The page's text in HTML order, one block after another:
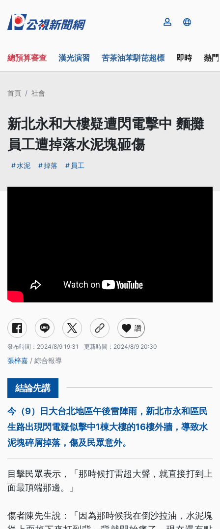
總預算審查 漢光演習 苦茶油苯駢芘超標 即時 熱
首頁 社會
新北永和大樓疑遭閃電擊中 麵攤
員工遭掉落水泥塊砸傷
水泥 掉落 員工
讚
發布時間： 2024/8/9 19:31 更新時間： 2024/8/9 20:30
張梓嘉 / 綜合報導
今（9）日大台北地區午後雷陣雨，新北市永和區民
生路出現閃電疑似擊中1棟大樓的16樓外牆，導致水
泥塊碎屑掉落，傷及民眾意外。
目擊民眾表示，「那時候打雷超大聲，就直接打到上
面最頂端那邊。」
傷者陳先生說：「因為那時候我在倒沙拉油，水泥塊